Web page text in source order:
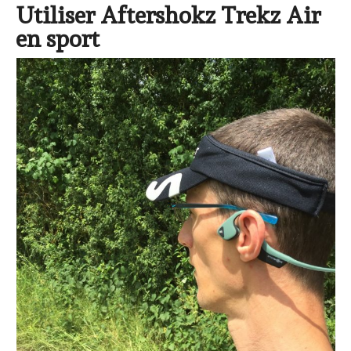
Utiliser Aftershokz Trekz Air
en sport